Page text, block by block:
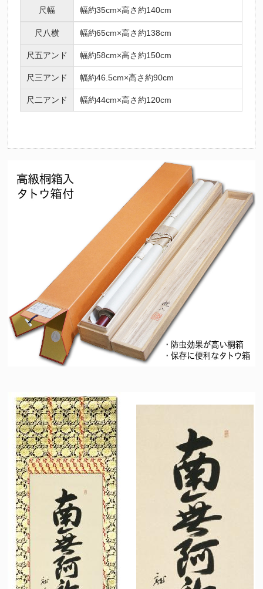
尺幅 幅約35cm×高さ約140cm
尺八横 幅約65cm×高さ約138cm
尺五アンド 幅約58cm×高さ約150cm
尺三アンド 幅約46.5cm×高さ約90cm
尺二アンド 幅約44cm×高さ約120cm